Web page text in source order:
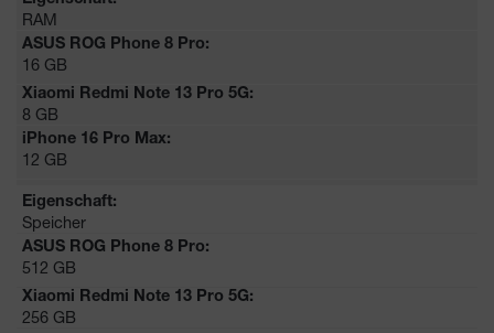
RAM
16 GB
8 GB
12 GB
Speicher
512 GB
256 GB